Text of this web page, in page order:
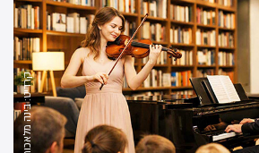
קרדיט: בינה מלאכותית